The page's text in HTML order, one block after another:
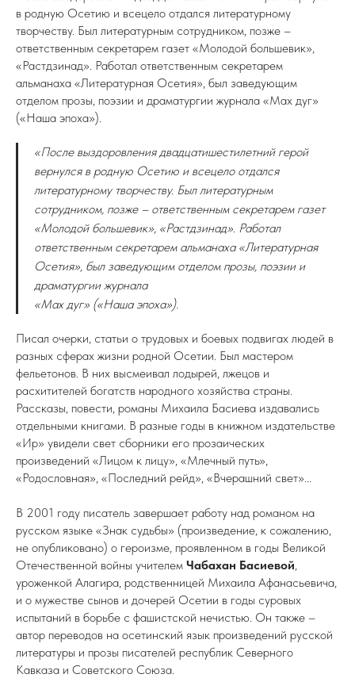
в родную Осетию и всецело отдался литературному
творчеству. Был литературным сотрудником, позже –
ответственным секретарем газет «Молодой большевик»,
«Растдзинад». Работал ответственным секретарем
альманаха «Литературная Осетия», был заведующим
отделом прозы, поэзии и драматургии журнала «Мах дуг»
(«Наша эпоха»).
«После выздоровления двадцатишестилетний герой
вернулся в родную Осетию и всецело отдался
литературному творчеству. Был литературным
сотрудником, позже – ответственным секретарем газет
«Молодой большевик», «Растдзинад». Работал
ответственным секретарем альманаха «Литературная
Осетия», был заведующим отделом прозы, поэзии и
драматургии журнала
«Мах дуг» («Наша эпоха»).
Писал очерки, статьи о трудовых и боевых подвигах людей в
разных сферах жизни родной Осетии. Был мастером
фельетонов. В них высмеивал лодырей, лжецов и
расхитителей богатств народного хозяйства страны.
Рассказы, повести, романы Михаила Басиева издавались
отдельными книгами. В разные годы в книжном издательстве
«Ир» увидели свет сборники его прозаических
произведений «Лицом к лицу», «Млечный путь»,
«Родословная», «Последний рейд», «Вчерашний свет»...
В 2001 году писатель завершает работу над романом на
русском языке «Знак судьбы» (произведение, к сожалению,
не опубликовано) о героизме, проявленном в годы Великой
Отечественной войны учителем Чабахан Басиевой,
уроженкой Алагира, родственницей Михаила Афанасьевича,
и о мужестве сынов и дочерей Осетии в годы суровых
испытаний в борьбе с фашистской нечистью. Он также –
автор переводов на осетинский язык произведений русской
литературы и прозы писателей республик Северного
Кавказа и Советского Союза.